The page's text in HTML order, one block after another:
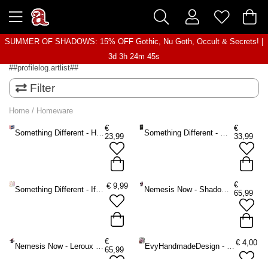
SUMMER OF SHADOWS: 15% OFF Gothic, Nu Goth, Occult & Secrets! |
3d 3h 24m 45s
##profilelog.artlist##
Filter
Home / Homeware
Something Different - Healing Angel Cards Orakel kaarten - Multicolours
€
23,99
Something Different - Wiccan Oracle Tarot kaarten
€
33,99
Something Different - If Mums Were Flowers Tulip Mok/beker - Multicolours € 9,99 Nemesis Now - Shadow Spirit 34.5cm Beeld/figuur - Fee - Multicolours
€
65,99
Nemesis Now - Leroux with LED Light up base Beeld/figuur - Draak - Multicolours
€
65,99
EvyHandmadeDesign - The Lovers Cat Tarot No.6 Sticker - Paars/Zwart € 4,00